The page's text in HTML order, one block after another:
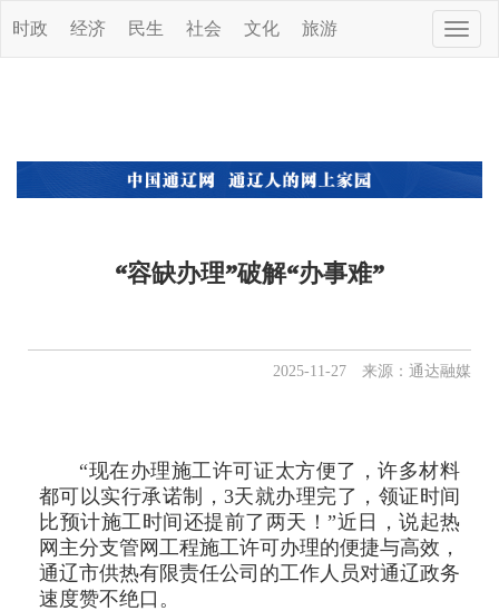
Toggle
时政 经济 民生 社会 文化 旅游
“容缺办理”破解“办事难”
2025-11-27 来源：通达融媒
“现在办理施工许可证太方便了，许多材料
都可以实行承诺制，3天就办理完了，领证时间
比预计施工时间还提前了两天！”近日，说起热
网主分支管网工程施工许可办理的便捷与高效，
通辽市供热有限责任公司的工作人员对通辽政务
速度赞不绝口。